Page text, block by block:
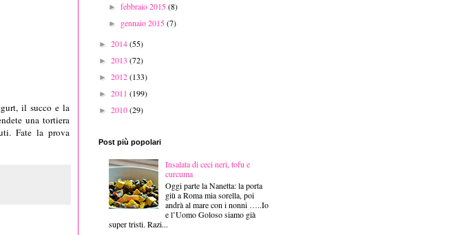
il succo e la
una tortiera
Fate la prova
►febbraio 2015(8)
► gennaio 2015(7)
► 2014(55)
► 2013 (72)
► 2012(133)
► 2011 (199)
► 2010(29)
Post più popolari
Insalata di ceci neri, tofu e
curcuma
Oggi parte la Nanetta: la porta
giù a Roma mia sorella, poi
andrà al mare con i nonni …..Io
e l’Uomo Goloso siamo già
super tristi. Razi...